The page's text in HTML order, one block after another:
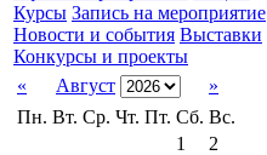
Курсы Запись на мероприятие
Новости и события Выставки
Конкурсы и проекты
«
Август
»
Пн. Вт. Ср. Чт. Пт. Сб. Вс.
1
2